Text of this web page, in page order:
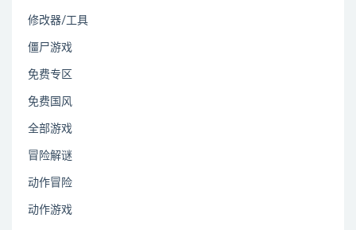
修改器/工具
僵尸游戏
免费专区
免费国风
全部游戏
冒险解谜
动作冒险
动作游戏